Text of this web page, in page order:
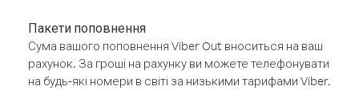
Пакети поповнення
Сума вашого поповнення Viber Out вноситься на ваш
рахунок. За гроші на рахунку ви можете телефонувати
на будь-які номери в світі за низькими тарифами Viber.